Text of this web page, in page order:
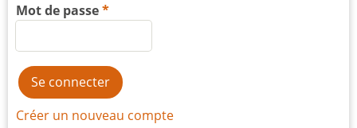
Mot de passe
Créer un nouveau compte